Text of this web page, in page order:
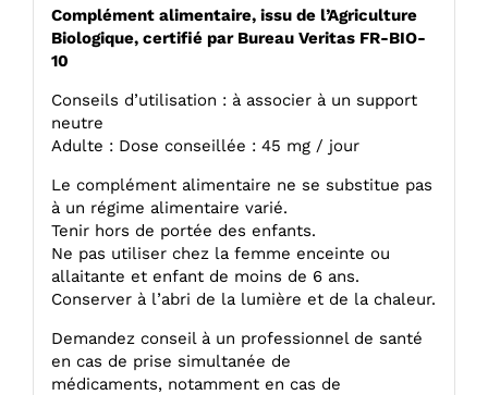
Complément alimentaire, issu de l’Agriculture
Biologique, certifié par Bureau Veritas FR-BIO-
10
Conseils d’utilisation : à associer à un support
neutre
Adulte : Dose conseillée : 45 mg / jour
Le complément alimentaire ne se substitue pas
à un régime alimentaire varié.
Tenir hors de portée des enfants.
Ne pas utiliser chez la femme enceinte ou
allaitante et enfant de moins de 6 ans.
Conserver à l’abri de la lumière et de la chaleur.
Demandez conseil à un professionnel de santé
en cas de prise simultanée de
médicaments, notamment en cas de